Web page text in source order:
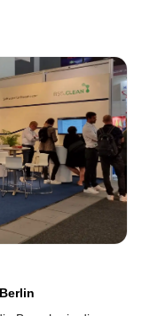
Mitte seit 2008